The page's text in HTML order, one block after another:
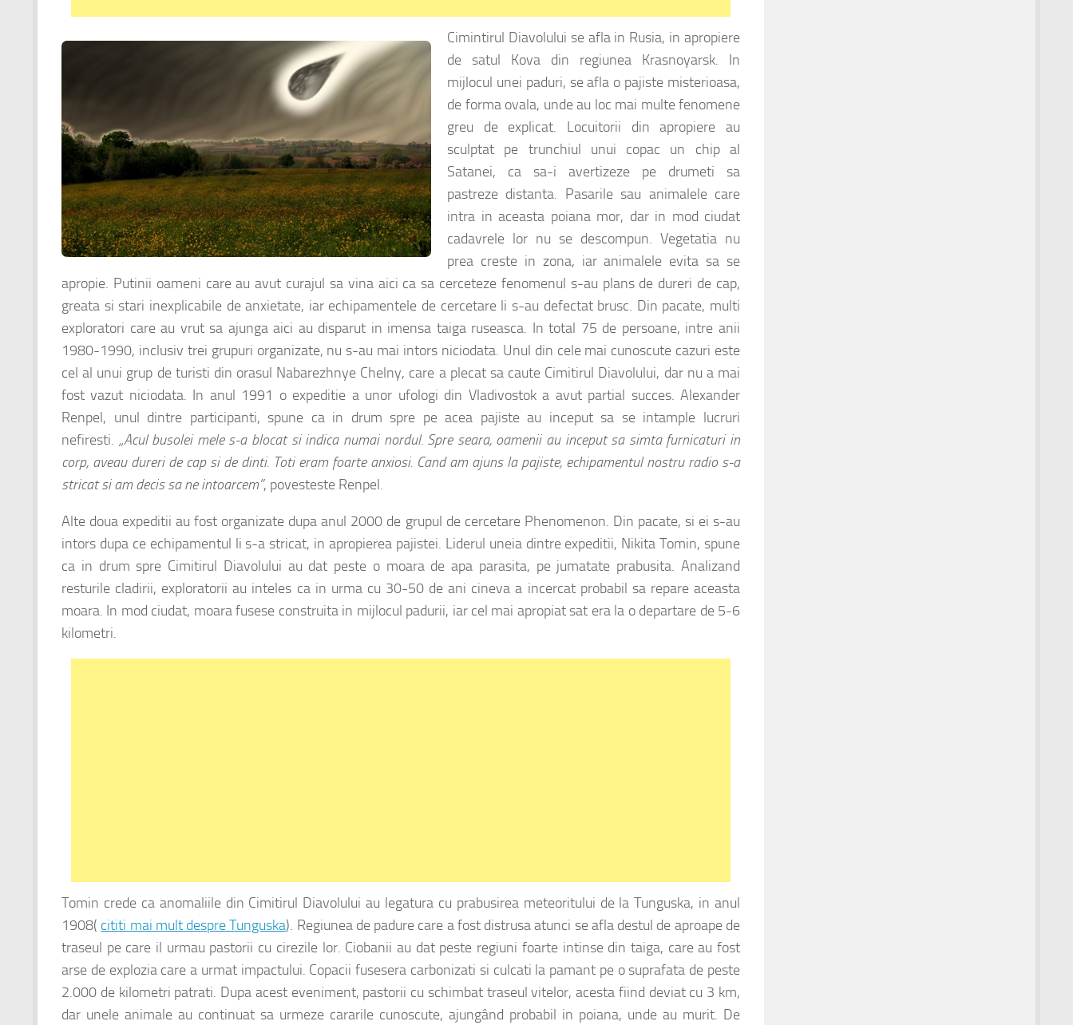
Cimintirul Diavolului se afla in Rusia, in apropiere
de satul Kova din regiunea Krasnoyarsk. In
mijlocul unei paduri, se afla o pajiste misterioasa,
de forma ovala, unde au loc mai multe fenomene
greu de explicat. Locuitorii din apropiere au
sculptat pe trunchiul unui copac un chip al
Satanei, ca sa-i avertizeze pe drumeti sa
pastreze distanta. Pasarile sau animalele care
intra in aceasta poiana mor, dar in mod ciudat
cadavrele lor nu se descompun. Vegetatia nu
prea creste in zona, iar animalele evita sa se
apropie. Putinii oameni care au avut curajul sa vina aici ca sa cerceteze fenomenul s-au plans de dureri de cap,
greata si stari inexplicabile de anxietate, iar echipamentele de cercetare li s-au defectat brusc. Din pacate, multi
exploratori care au vrut sa ajunga aici au disparut in imensa taiga ruseasca. In total 75 de persoane, intre anii
1980-1990, inclusiv trei grupuri organizate, nu s-au mai intors niciodata. Unul din cele mai cunoscute cazuri este
cel al unui grup de turisti din orasul Nabarezhnye Chelny, care a plecat sa caute Cimitirul Diavolului, dar nu a mai
fost vazut niciodata. In anul 1991 o expeditie a unor ufologi din Vladivostok a avut partial succes. Alexander
Renpel, unul dintre participanti, spune ca in drum spre pe acea pajiste au inceput sa se intample lucruri
nefiresti. „Acul busolei mele s-a blocat si indica numai nordul. Spre seara, oamenii au inceput sa simta furnicaturi in
corp, aveau dureri de cap si de dinti. Toti eram foarte anxiosi. Cand am ajuns la pajiste, echipamentul nostru radio s-a
stricat si am decis sa ne intoarcem”, povesteste Renpel.
Alte doua expeditii au fost organizate dupa anul 2000 de grupul de cercetare Phenomenon. Din pacate, si ei s-au
intors dupa ce echipamentul li s-a stricat, in apropierea pajistei. Liderul uneia dintre expeditii, Nikita Tomin, spune
ca in drum spre Cimitirul Diavolului au dat peste o moara de apa parasita, pe jumatate prabusita. Analizand
resturile cladirii, exploratorii au inteles ca in urma cu 30-50 de ani cineva a incercat probabil sa repare aceasta
moara. In mod ciudat, moara fusese construita in mijlocul padurii, iar cel mai apropiat sat era la o departare de 5-6
kilometri.
Tomin crede ca anomaliile din Cimitirul Diavolului au legatura cu prabusirea meteoritului de la Tunguska, in anul
1908( cititi mai mult despre Tunguska). Regiunea de padure care a fost distrusa atunci se afla destul de aproape de
traseul pe care il urmau pastorii cu cirezile lor. Ciobanii au dat peste regiuni foarte intinse din taiga, care au fost
arse de explozia care a urmat impactului. Copacii fusesera carbonizati si culcati la pamant pe o suprafata de peste
2.000 de kilometri patrati. Dupa acest eveniment, pastorii cu schimbat traseul vitelor, acesta fiind deviat cu 3 km,
dar unele animale au continuat sa urmeze cararile cunoscute, ajungând probabil in poiana, unde au murit. De